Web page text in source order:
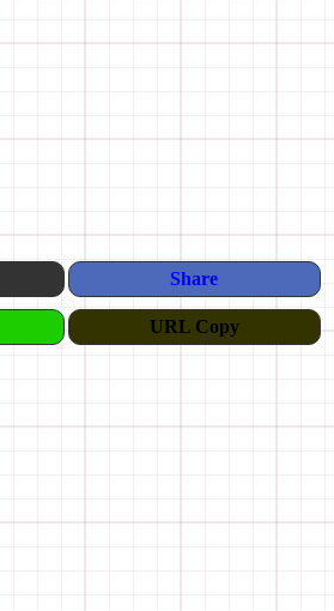
Share
URL Copy